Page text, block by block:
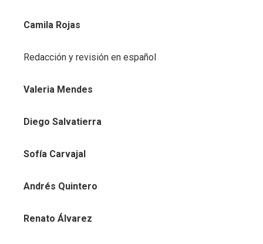
Camila Rojas
Redacción y revisión en español
Valeria Mendes
Diego Salvatierra
Sofía Carvajal
Andrés Quintero
Renato Álvarez